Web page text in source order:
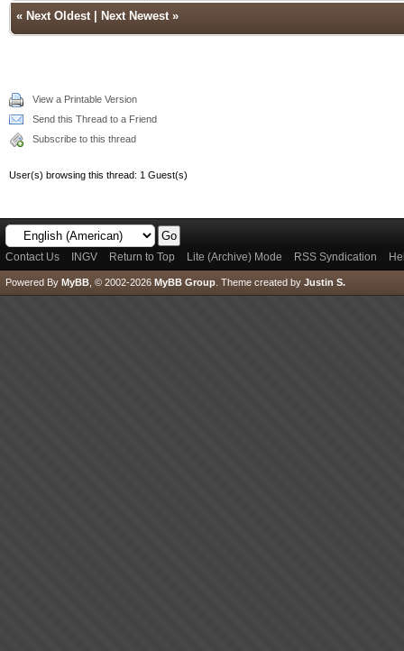
« Next Oldest Next Newest »
View a Printable Version
Send this Thread to a Friend
Subscribe to this thread
User(s) browsing this thread: 1 Guest(s)
Contact Us INGV Return to Top Lite (Archive) Mode RSS Syndication
Powered By MyBB , © 2002-2026 MyBB Group Theme created by Justin S.